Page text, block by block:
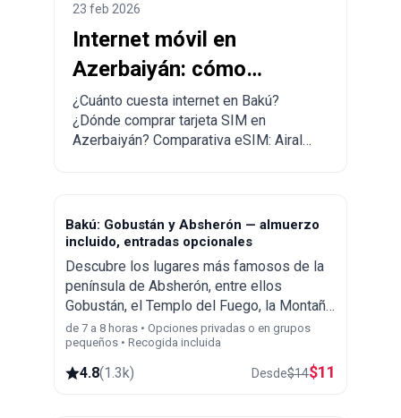
23 feb 2026
Internet móvil en
Azerbaiyán: cómo
comprar SIM y eSIM en
Bakú
¿Cuánto cuesta internet en Bakú?
¿Dónde comprar tarjeta SIM en
Azerbaiyán? Comparativa eSIM: Airalo,
Bakú: Gobustán y Absherón — almuerzo
incluido, entradas opcionales
Descubre los lugares más famosos de la
península de Absherón, entre ellos
Gobustán, el Templo del Fuego, la Montaña
de Fuego, los volcanes de barro, la
mezquita Bibi Heybat, los primeros pozos
petrolíferos y el Centro Heydar Aliyev.
de 7 a 8 horas • Opciones privadas o en grupos
pequeños • Recogida incluida
4.8(1.3k) Desde$14$11